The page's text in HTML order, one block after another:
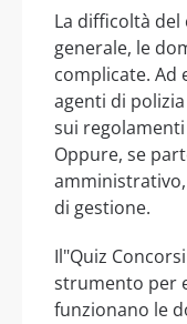
La difficoltà
generale, le
complicate. Ad
agenti di
sui
Oppure, se
di gestione.
Il"Quiz
strumento per
funzionano le